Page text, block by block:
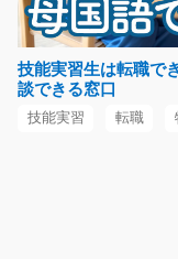
自動車部品の解
00507
空調が完備の自動
解体や洗浄・加工
長期（3ヶ月以
技能実習生は転職で
談できる窓口
技能実習 転職